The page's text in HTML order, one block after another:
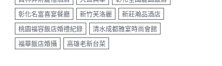
員林昇財麗禧酒店
大直典華
彰化全國麗園飯店
彰化名富喜宴餐廳
新竹芙洛麗
新莊瀚品酒店
桃園福容飯店婚禮紀錄
清水成都雅宴時尚會館
福華飯店婚攝
高雄老新台菜